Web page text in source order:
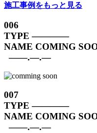
施工事例をもっと見る
006
TYPE ————
NAME COMING
——.—.—
007
TYPE ————
NAME COMING
——.—.—